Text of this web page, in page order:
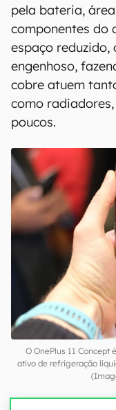
pela bateria,
componentes do
espaço
engenhoso,
cobre atuem
como
poucos.
O OnePlus 11
ativo de refrigeração